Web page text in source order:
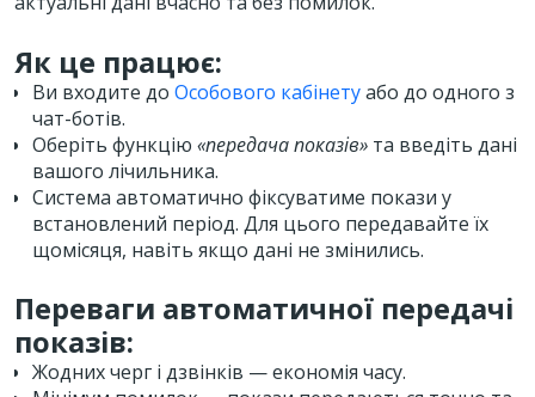
Як це працює:
Ви входите до Особового кабінетуабо до одного з
чат-ботів.
Оберіть функцію «передача показів» та введіть дані
вашого лічильника.
Система автоматично фіксуватиме покази у
встановлений період. Для цього передавайте їх
щомісяця, навіть якщо дані не змінились.
Переваги автоматичної передачі
показів:
Жодних черг і дзвінків — економія часу.